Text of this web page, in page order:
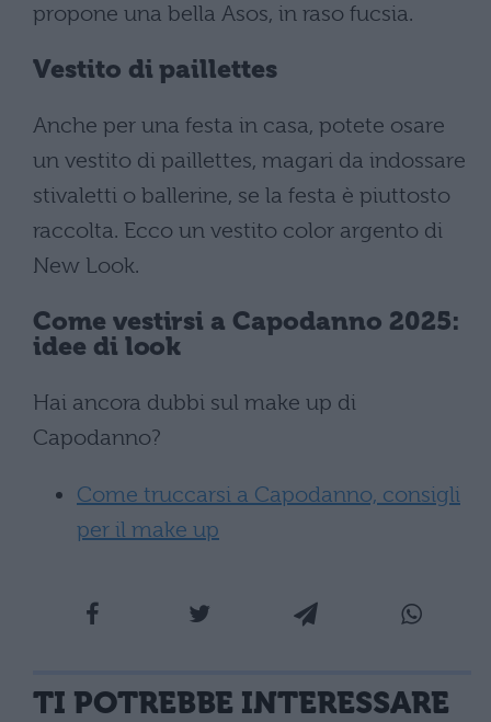
propone una bella Asos, in raso fucsia.
Vestito di paillettes
Anche per una festa in casa, potete osare
un vestito di paillettes, magari da indossare
stivaletti o ballerine, se la festa è piuttosto
raccolta. Ecco un vestito color argento di
New Look.
Come vestirsi a Capodanno 2025:
idee di look
Hai ancora dubbi sul make up di
Capodanno?
Come truccarsi a Capodanno, consigli
per il make up
TI POTREBBE INTERESSARE